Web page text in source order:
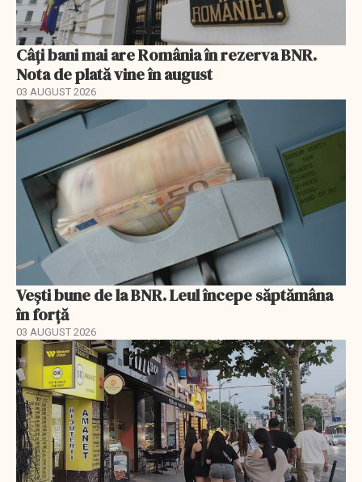
Câți bani mai are România în rezerva BNR.
Nota de plată vine în august
03 AUGUST 2026
Vești bune de la BNR. Leul începe săptămâna
în forță
03 AUGUST 2026